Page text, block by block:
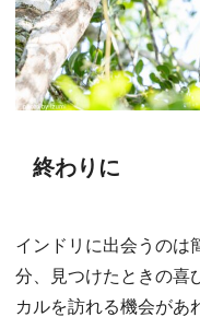
終わりに
インドリに出会うのは
分、見つけたときの喜
カルを訪れる機会があ